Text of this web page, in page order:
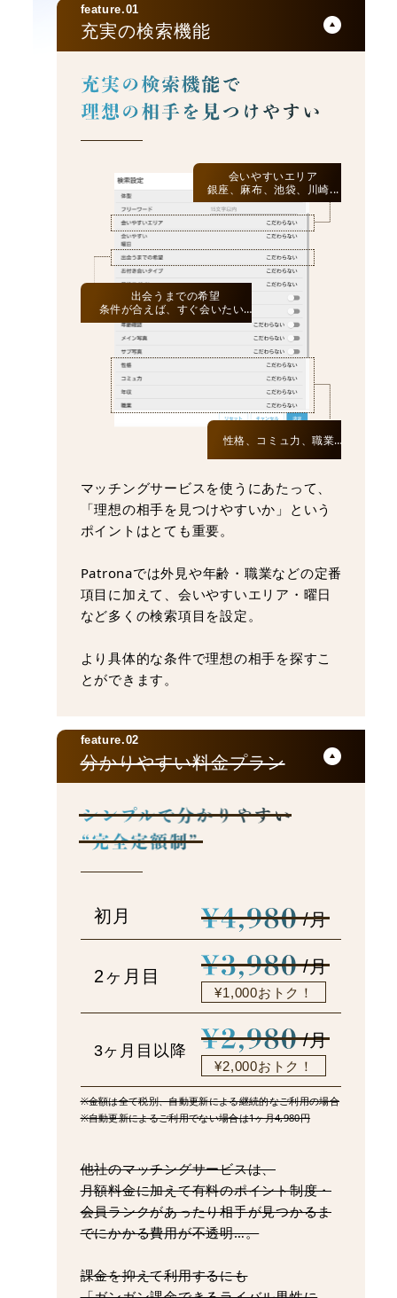
充実の検索機能
feature.01
会いやすいエリア
銀座、麻布、池袋、川崎...
性格、コミュ力、職業…
出会うまでの希望
条件が合えば、すぐ会いたい…
マッチングサービスを使うにあたって、
「理想の相手を見つけやすいか」という
ポイントはとても重要。
Patronaでは外見や年齢・職業などの定番
項目に加えて、会いやすいエリア・曜日
など多くの検索項目を設定。
より具体的な条件で理想の相手を探すこ
とができます。
※金額は全て税別、自動更新による継続的なご利用の場合
※自動更新によるご利用でない場合は1ヶ月4,980円
分かりやすい料金プラン
feature.02
他社のマッチングサービスは、
月額料金に加えて有料のポイント制度・
会員ランクがあったり相手が見つかるま
でにかかる費用が不透明…。
課金を抑えて利用するにも
/月
¥1,000おトク！
/月
¥2,000おトク！
/月
初月
2ヶ月目
3ヶ月目以降